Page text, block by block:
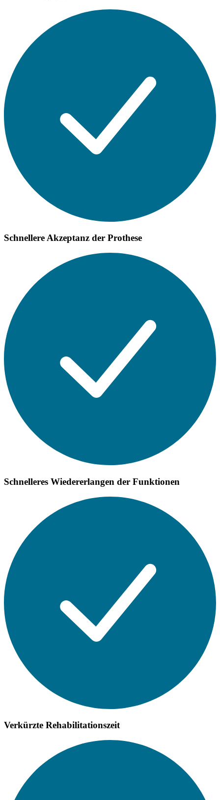
Schnellere Akzeptanz der Prothese
Schnelleres Wiedererlangen der Funktionen
Verkürzte Rehabilitationszeit